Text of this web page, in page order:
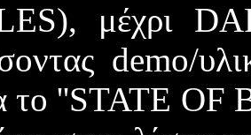
), μέχρι
demo/
το ''STATE OF